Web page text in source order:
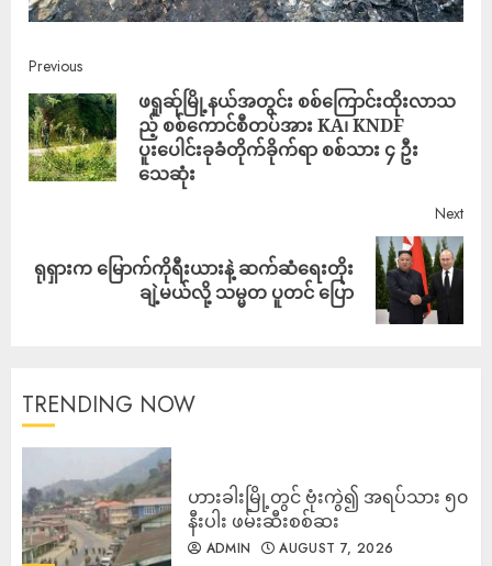
Previous
ဖရူဆ်ုမြို့နယ်အတွင်း စစ်ကြောင်းထိုးလာသ
ည့် စစ်ကောင်စီတပ်အား KA၊ KNDF
ပူးပေါင်းခုခံတိုက်ခိုက်ရာ စစ်သား ၄ ဦး
သေဆုံး
Next
ရုရှားက မြောက်ကိုရီးယားနဲ့ ဆက်ဆံရေးတိုး
ချဲ့မယ်လို့ သမ္မတ ပူတင် ပြော
TRENDING NOW
ဟားခါးမြို့တွင် ဗုံးကွဲ၍ အရပ်သား ၅၀
နီးပါး ဖမ်းဆီးစစ်ဆး
ADMIN AUGUST 7, 2026